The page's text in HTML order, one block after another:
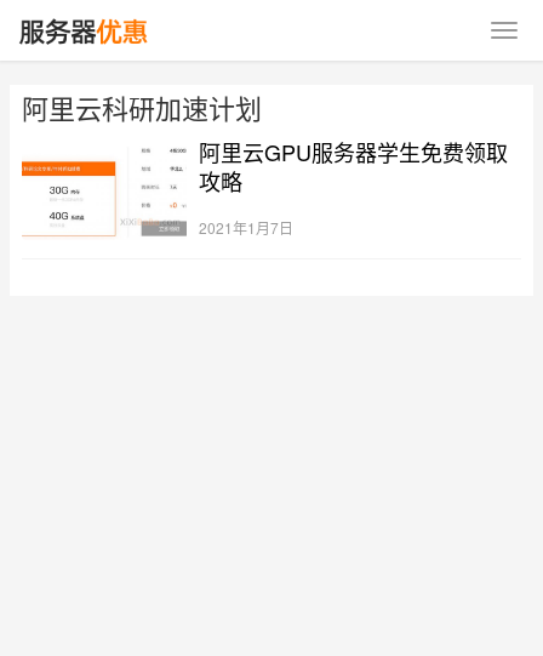
阿里云科研加速计划
阿里云GPU服务器学生免费领取
攻略
2021年1月7日